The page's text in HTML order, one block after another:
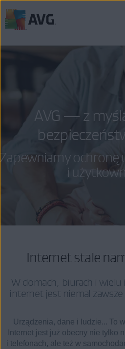
do
AVG — z
Zapewniamy ochronę
i
Internet stale
W domach, biurach i
internet jest niemal zawsze
Urządzenia, dane i ludzie... To
Internet jest już obecny nie tylko
i telefonach, ale też w